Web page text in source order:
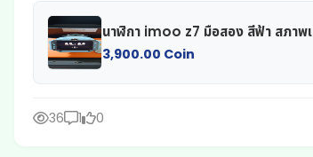
นาฬิกา imoo z7 มือสอง สีฟ้า สภาพ
3,900.00 Coin
36 1 0